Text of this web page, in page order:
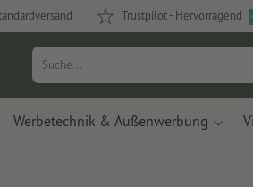
Trustpilot - Hervorragend
Werbetechnik & Außenwerbung